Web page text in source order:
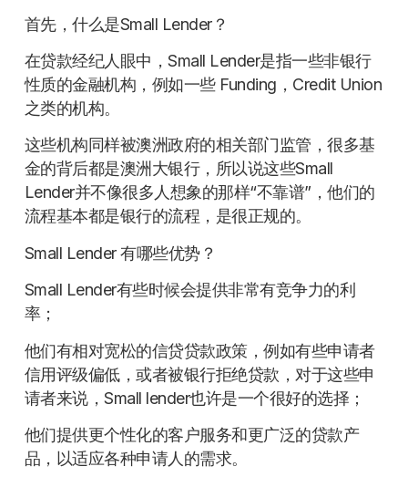
首先，什么是Small Lender？
在贷款经纪人眼中，Small Lender是指一些非银行
性质的金融机构，例如一些 Funding，Credit Union
之类的机构。
这些机构同样被澳洲政府的相关部门监管，很多基
金的背后都是澳洲大银行，所以说这些Small
Lender并不像很多人想象的那样“不靠谱”，他们的
流程基本都是银行的流程，是很正规的。
Small Lender 有哪些优势？
Small Lender有些时候会提供非常有竞争力的利
率；
他们有相对宽松的信贷贷款政策，例如有些申请者
信用评级偏低，或者被银行拒绝贷款，对于这些申
请者来说，Small lender也许是一个很好的选择；
他们提供更个性化的客户服务和更广泛的贷款产
品，以适应各种申请人的需求。